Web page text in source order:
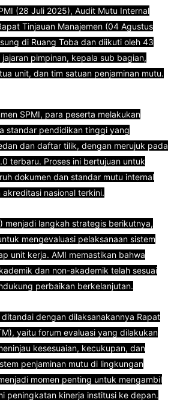
(28 Juli 2025), Audit Mutu Internal
Tinjauan Manajemen (04 Agustus
di Ruang Toba dan diikuti oleh 43
pimpinan, kepala sub bagian,
unit, dan tim satuan penjaminan mutu.
SPMI, para peserta melakukan
standar pendidikan tinggi yang
dan daftar tilik, dengan merujuk pada
terbaru. Proses ini bertujuan untuk
dokumen dan standar mutu internal
nasional terkini.
menjadi langkah strategis berikutnya,
mengevaluasi pelaksanaan sistem
unit kerja. AMI memastikan bahwa
dan non-akademik telah sesuai
perbaikan berkelanjutan.
dengan dilaksanakannya Rapat
yaitu forum evaluasi yang dilakukan
kesesuaian, kecukupan, dan
penjaminan mutu di lingkungan
momen penting untuk mengambil
peningkatan kinerja institusi ke depan.